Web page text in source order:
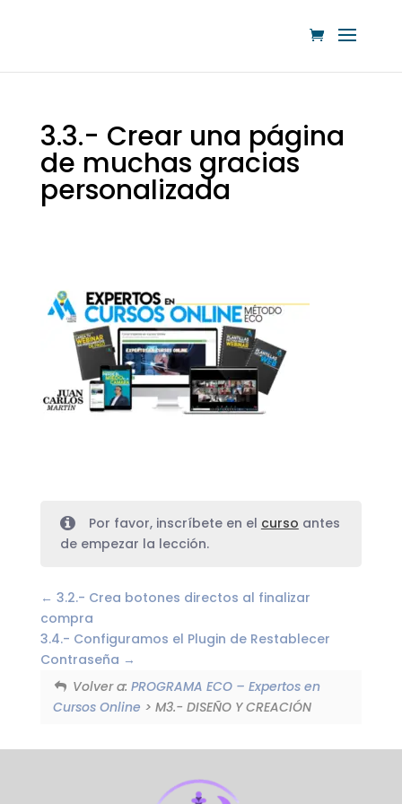
3.3.- Crear una página
de muchas gracias
personalizada
Por favor, inscríbete en el curso antes
de empezar la lección.
3.2.- Crea botones directos al finalizar
compra
3.4.- Configuramos el Plugin de Restablecer
Contraseña
Volver a:PROGRAMA ECO – Expertos en
Cursos Online > M3.- DISEÑO Y CREACIÓN